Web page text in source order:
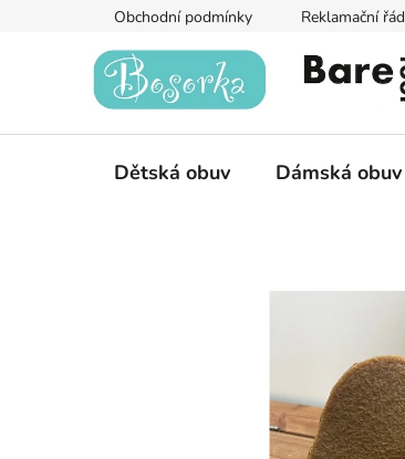
Obchodní podmínky Reklamační řád
Dětská obuv Dámská obuv